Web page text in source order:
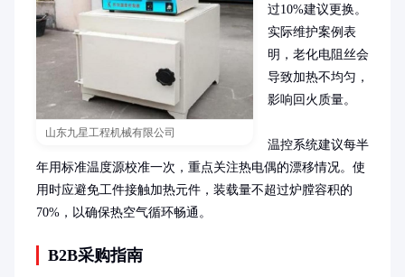
山东九星工程机械有限公司
过10%建议更换。
实际维护案例表
明，老化电阻丝会
导致加热不均匀，
影响回火质量。
温控系统建议每半
年用标准温度源校准一次，重点关注热电偶的漂移情况。使
用时应避免工件接触加热元件，装载量不超过炉膛容积的
70%，以确保热空气循环畅通。
B2B采购指南